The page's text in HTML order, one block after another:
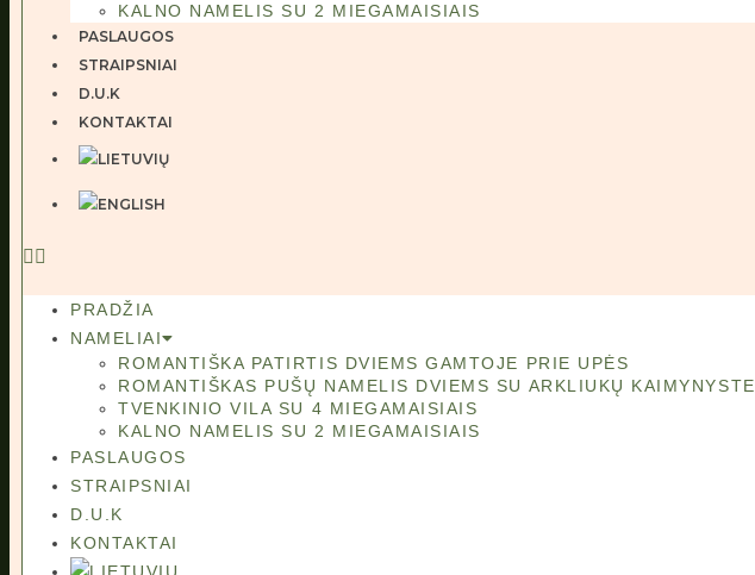
KALNO NAMELIS SU 2 MIEGAMAISIAIS
PASLAUGOS
STRAIPSNIAI
D.U.K
KONTAKTAI
PRADŽIA
NAMELIAI
ROMANTIŠKA PATIRTIS DVIEMS GAMTOJE PRIE UPĖS
ROMANTIŠKAS PUŠŲ NAMELIS DVIEMS SU ARKLIUKŲ KAIMYNYSTE
TVENKINIO VILA SU 4 MIEGAMAISIAIS
KALNO NAMELIS SU 2 MIEGAMAISIAIS
PASLAUGOS
STRAIPSNIAI
D.U.K
KONTAKTAI